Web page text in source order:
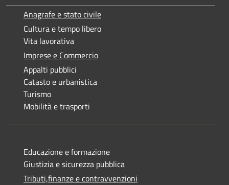
Anagrafe e stato civile
Cultura e tempo libero
Vita lavorativa
Imprese e Commercio
Appalti pubblici
Catasto e urbanistica
Turismo
Mobilità e trasporti
Educazione e formazione
Giustizia e sicurezza pubblica
Tributi,finanze e contravvenzioni